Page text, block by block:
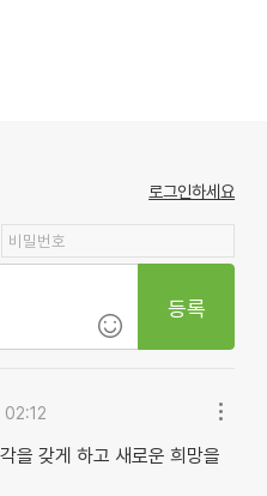
로그인하세요
등록
을 갖게 하고 새로운 희망을